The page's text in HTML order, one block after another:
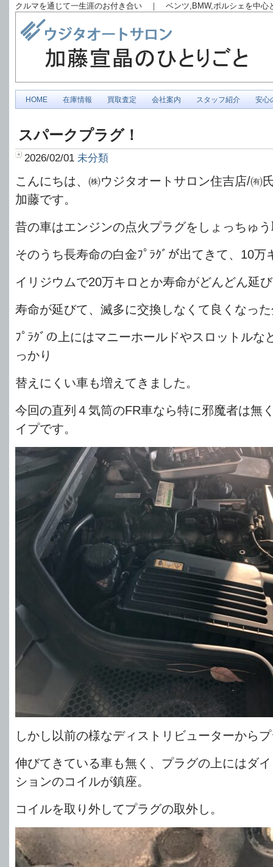
クルマを通じて一生涯のお付き合い ｜ ベンツ,BMW,ポルシェを中
HOME 在庫情報 買取査定 会社案内 スタッフ紹介 安心
スパークプラグ！
2026/02/01 未分類
こんにちは、㈱ウジタオートサロン住吉店/㈲
加藤です。
昔の車はエンジンの点火プラグをしょっちゅ
そのうち長寿命の白金ﾌﾟﾗｸﾞが出てきて、10万
イリジウムで20万キロとか寿命がどんどん延
寿命が延びて、滅多に交換しなくて良くなっ
ﾌﾟﾗｸﾞの上にはマニーホールドやスロットルな
っかり
替えにくい車も増えてきました。
今回の直列４気筒のFR車なら特に邪魔者は無
イプです。
しかし以前の様なディストリビューターから
伸びてきている車も無く、プラグの上にはダ
ションのコイルが鎮座。
コイルを取り外してプラグの取外し。